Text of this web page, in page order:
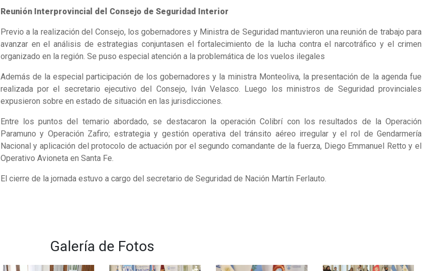
Reunión Interprovincial del Consejo de Seguridad Interior
Previo a la realización del Consejo, los gobernadores y Ministra de Seguridad mantuvieron una reunión de trabajo para
avanzar en el análisis de estrategias conjuntasen el fortalecimiento de la lucha contra el narcotráfico y el crimen
organizado en la región. Se puso especial atención a la problemática de los vuelos ilegales
Además de la especial participación de los gobernadores y la ministra Monteoliva, la presentación de la agenda fue
realizada por el secretario ejecutivo del Consejo, Iván Velasco. Luego los ministros de Seguridad provinciales
expusieron sobre en estado de situación en las jurisdicciones.
Entre los puntos del temario abordado, se destacaron la operación Colibrí con los resultados de la Operación
Paramuno y Operación Zafiro; estrategia y gestión operativa del tránsito aéreo irregular y el rol de Gendarmería
Nacional y aplicación del protocolo de actuación por el segundo comandante de la fuerza, Diego Emmanuel Retto y el
Operativo Avioneta en Santa Fe.
El cierre de la jornada estuvo a cargo del secretario de Seguridad de Nación Martín Ferlauto.
Galería de Fotos